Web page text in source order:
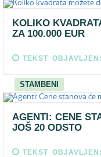
KOLIKO
ZA 100.000 EUR
TEKST
STAMBENI
AGENTI: CENE
JOŠ 20 ODSTO
TEKST